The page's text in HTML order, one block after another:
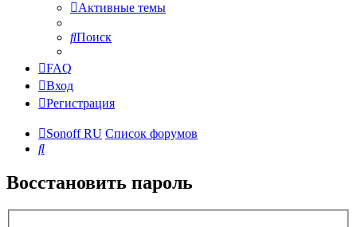
Активные темы
Поиск
FAQ
Вход
Регистрация
Sonoff RU Список форумов
Поиск
Восстановить пароль